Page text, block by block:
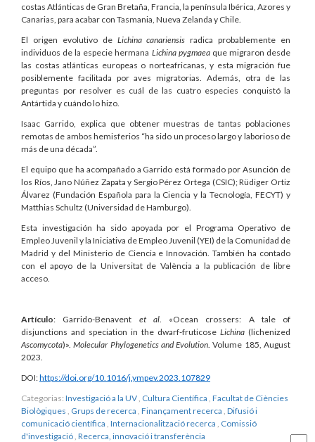
costas Atlánticas de Gran Bretaña, Francia, la península Ibérica, Azores y
Canarias, para acabar con Tasmania, Nueva Zelanda y Chile.
El origen evolutivo de Lichina canariensis radica probablemente en
individuos de la especie hermana Lichina pygmaeaque migraron desde
las costas atlánticas europeas o norteafricanas, y esta migración fue
posiblemente facilitada por aves migratorias. Además, otra de las
preguntas por resolver es cuál de las cuatro especies conquistó la
Antártida y cuándo lo hizo.
Isaac Garrido, explica que obtener muestras de tantas poblaciones
remotas de ambos hemisferios “ha sido un proceso largo y laborioso de
más de una década”.
El equipo que ha acompañado a Garrido está formado por Asunción de
los Ríos, Jano Núñez Zapata y Sergio Pérez Ortega (CSIC); Rüdiger Ortiz
Álvarez (Fundación Española para la Ciencia y la Tecnología, FECYT) y
Matthias Schultz (Universidad de Hamburgo).
Esta investigación ha sido apoyada por el Programa Operativo de
Empleo Juvenil y la Iniciativa de Empleo Juvenil (YEI) de la Comunidad de
Madrid y del Ministerio de Ciencia e Innovación. También ha contado
con el apoyo de la Universitat de València a la publicación de libre
acceso.
Artículo: Garrido-Benavent et al. «Ocean crossers: A tale of
disjunctions and speciation in the dwarf-fruticose Lichina (lichenized
Ascomycota)».Molecular Phylogenetics and Evolution . Volume 185, August
2023.
DOI:https://doi.org/10.1016/j.ympev.2023.107829
Categorias: Investigació a la UV Cultura Científica Facultat de Ciències
Biològiques Grups de recerca Finançament recerca Difusió i
comunicació científica Internacionalització recerca Comissió
d'investigació Recerca, innovació i transferència